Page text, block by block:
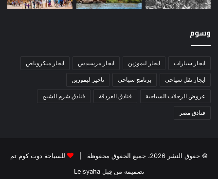
وسوم
ايجار سيارات ايجار ليموزين ايجار مرسيدس ايجار ميكروباص
ايجار نقل سياحي برنامج سياحي تاجير ليموزين
عروض الرحلات السياحية فنادق الغردقة فنادق شرم الشيخ
فنادق مصر
© حقوق النشر 2026، جميع الحقوق محفوظة |
للسياحة دوت كوم تم
تصميمه من قِبل Lelsyaha